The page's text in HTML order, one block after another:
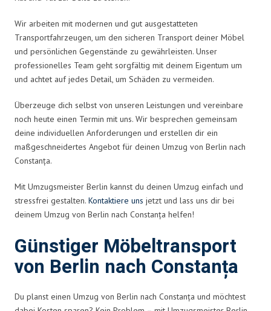
Wir arbeiten mit modernen und gut ausgestatteten
Transportfahrzeugen, um den sicheren Transport deiner Möbel
und persönlichen Gegenstände zu gewährleisten. Unser
professionelles Team geht sorgfältig mit deinem Eigentum um
und achtet auf jedes Detail, um Schäden zu vermeiden.
Überzeuge dich selbst von unseren Leistungen und vereinbare
noch heute einen Termin mit uns. Wir besprechen gemeinsam
deine individuellen Anforderungen und erstellen dir ein
maßgeschneidertes Angebot für deinen Umzug von Berlin nach
Constanța.
Mit Umzugsmeister Berlin kannst du deinen Umzug einfach und
stressfrei gestalten. Kontaktiere uns jetzt und lass uns dir bei
deinem Umzug von Berlin nach Constanța helfen!
Günstiger Möbeltransport
von Berlin nach Constanța
Du planst einen Umzug von Berlin nach Constanța und möchtest